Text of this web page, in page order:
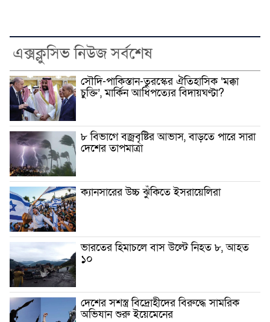
এক্সক্লুসিভ নিউজ সর্বশেষ
সৌদি-পাকিস্তান-তুরস্কের ঐতিহাসিক ‘মক্কা
চুক্তি’, মার্কিন আধিপত্যের বিদায়ঘণ্টা?
৮ বিভাগে বজ্রবৃষ্টির আভাস, বাড়তে পারে সারা
দেশের তাপমাত্রা
ক্যানসারের উচ্চ ঝুঁকিতে ইসরায়েলিরা
ভারতের হিমাচলে বাস উল্টে নিহত ৮, আহত
১০
দেশের সশস্ত্র বিদ্রোহীদের বিরুদ্ধে সামরিক
অভিযান শুরু ইয়েমেনের